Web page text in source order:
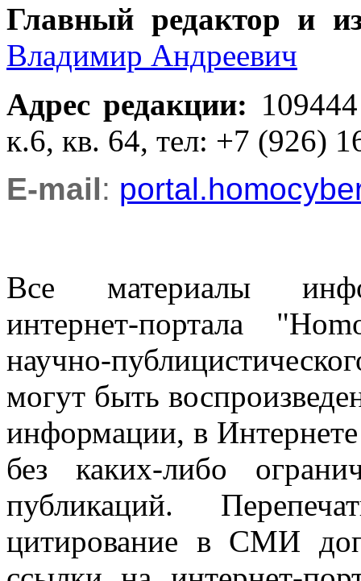
Главный редактор и
Владимир Андреевич
Адрес редакции:
к.6, кв. 64, тел: +7 (926)
E-mail:
Все материалы
интернет-портала
научно-
могут быть
информации, в
без каких-либо
публикаций.
цитирование в СМИ